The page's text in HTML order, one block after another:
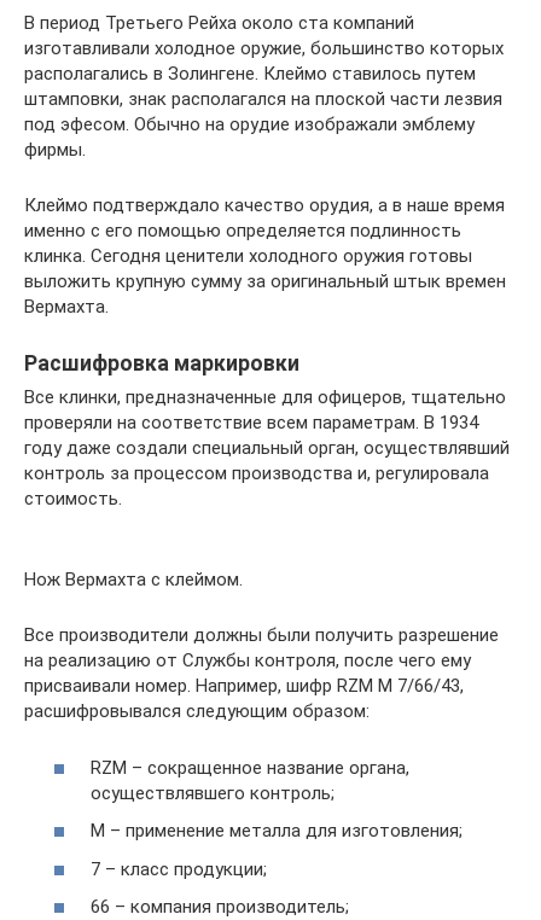
В период Третьего Рейха около ста компаний
изготавливали холодное оружие, большинство которых
располагались в Золингене. Клеймо ставилось путем
штамповки, знак располагался на плоской части лезвия
под эфесом. Обычно на орудие изображали эмблему
фирмы.
Клеймо подтверждало качество орудия, а в наше время
именно с его помощью определяется подлинность
клинка. Сегодня ценители холодного оружия готовы
выложить крупную сумму за оригинальный штык времен
Вермахта.
Расшифровка маркировки
Все клинки, предназначенные для офицеров, тщательно
проверяли на соответствие всем параметрам. В 1934
году даже создали специальный орган, осуществлявший
контроль за процессом производства и, регулировала
стоимость.
Нож Вермахта с клеймом.
Все производители должны были получить разрешение
на реализацию от Службы контроля, после чего ему
присваивали номер. Например, шифр RZM М 7/66/43,
расшифровывался следующим образом:
RZM – сокращенное название органа,
осуществлявшего контроль;
М – применение металла для изготовления;
7 – класс продукции;
66 – компания производитель;